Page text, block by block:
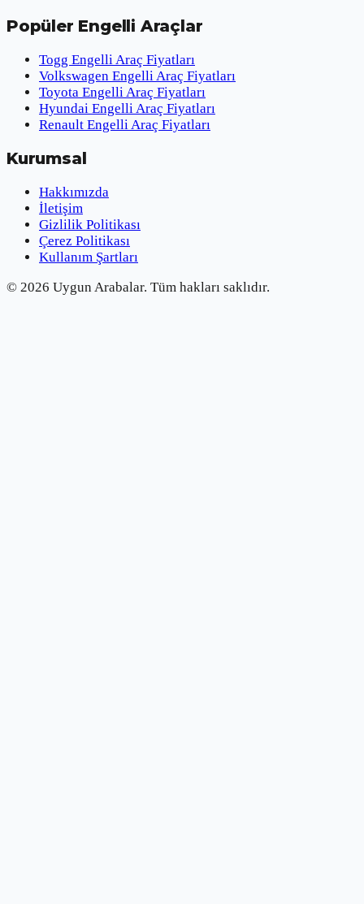
Popüler Engelli Araçlar
Togg Engelli Araç Fiyatları
Volkswagen Engelli Araç Fiyatları
Toyota Engelli Araç Fiyatları
Hyundai Engelli Araç Fiyatları
Renault Engelli Araç Fiyatları
Kurumsal
Hakkımızda
İletişim
Gizlilik Politikası
Çerez Politikası
Kullanım Şartları
© 2026 Uygun Arabalar. Tüm hakları saklıdır.